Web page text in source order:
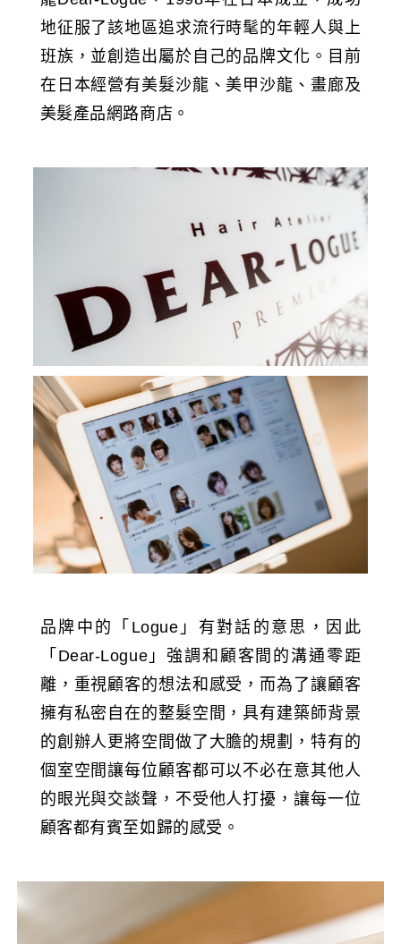
地征服了該地區追求流行時髦的年輕人與上
班族，並創造出屬於自己的品牌文化。目前
在日本經營有美髮沙龍、美甲沙龍、畫廊及
美髮產品網路商店。
品牌中的「Logue」有對話的意思，因此
「Dear-Logue」強調和顧客間的溝通零距
離，重視顧客的想法和感受，而為了讓顧客
擁有私密自在的整髮空間，具有建築師背景
的創辦人更將空間做了大膽的規劃，特有的
個室空間讓每位顧客都可以不必在意其他人
的眼光與交談聲，不受他人打擾，讓每一位
顧客都有賓至如歸的感受。